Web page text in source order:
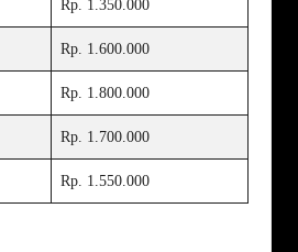
Rp. 1.350.000
Rp. 1.600.000
Rp. 1.800.000
Rp. 1.700.000
Rp. 1.550.000